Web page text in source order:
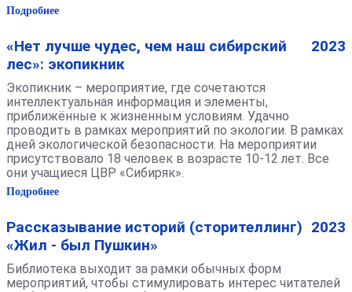
Подробнее
«Нет лучше чудес, чем наш сибирский
лес»: экопикник
2023
Экопикник – мероприятие, где сочетаются
интеллектуальная информация и элементы,
приближённые к жизненным условиям. Удачно
проводить в рамках мероприятий по экологии. В рамках
дней экологической безопасности. На мероприятии
присутствовало 18 человек в возрасте 10-12 лет. Все
они учащиеся ЦВР «Сибиряк».
Подробнее
Рассказывание историй (сторителлинг)
«Жил - был Пушкин»
2023
Библиотека выходит за рамки обычных форм
мероприятий, чтобы стимулировать интерес читателей